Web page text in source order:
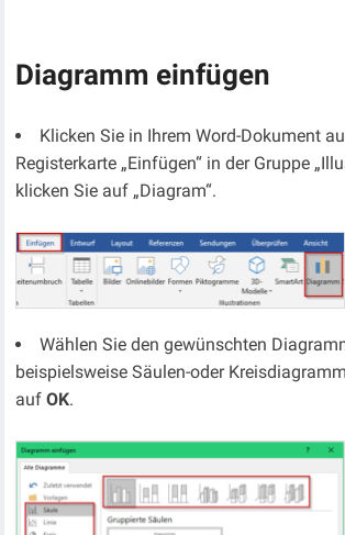
Diagramm einfügen
Klicken Sie in Ihrem Word-Dokument
Registerkarte „Einfügen“ in der Gruppe
klicken Sie auf „Diagram“.
Wählen Sie den gewünschten
beispielsweise Säulen-oder
aufOK.